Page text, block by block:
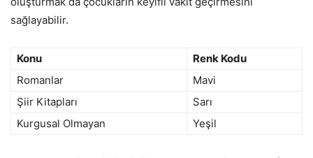
sağlayabilir.
Konu
Renk Kodu
Romanlar
Mavi
Şiir Kitapları
Sarı
Kurgusal Olmayan
Yeşil